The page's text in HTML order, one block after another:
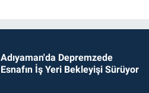
Adıyaman'da Depremzede
Esnafın İş Yeri Bekleyişi Sürüyor